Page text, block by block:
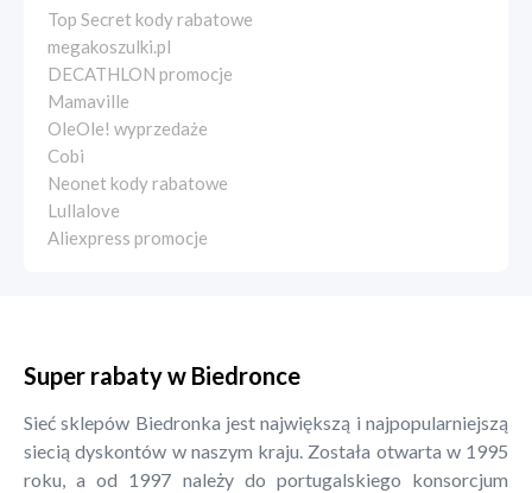
Top Secret kody rabatowe
megakoszulki.pl
DECATHLON promocje
Mamaville
OleOle! wyprzedaże
Cobi
Neonet kody rabatowe
Lullalove
Aliexpress promocje
Super rabaty w Biedronce
Sieć sklepów Biedronka jest największą i najpopularniejszą
siecią dyskontów w naszym kraju. Została otwarta w 1995
roku, a od 1997 należy do portugalskiego konsorcjum